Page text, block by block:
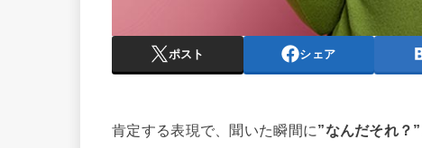
ポスト シェア
肯定する表現で、聞いた瞬間に”なんだそれ？”